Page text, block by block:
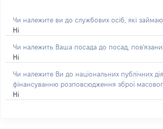
Чи належите ви до службових осіб, які
Ні
Чи належить Ваша посада до посад,
Ні
Чи належите Ви до національних публічних
фінансуванню розповсюдження зброї
Ні